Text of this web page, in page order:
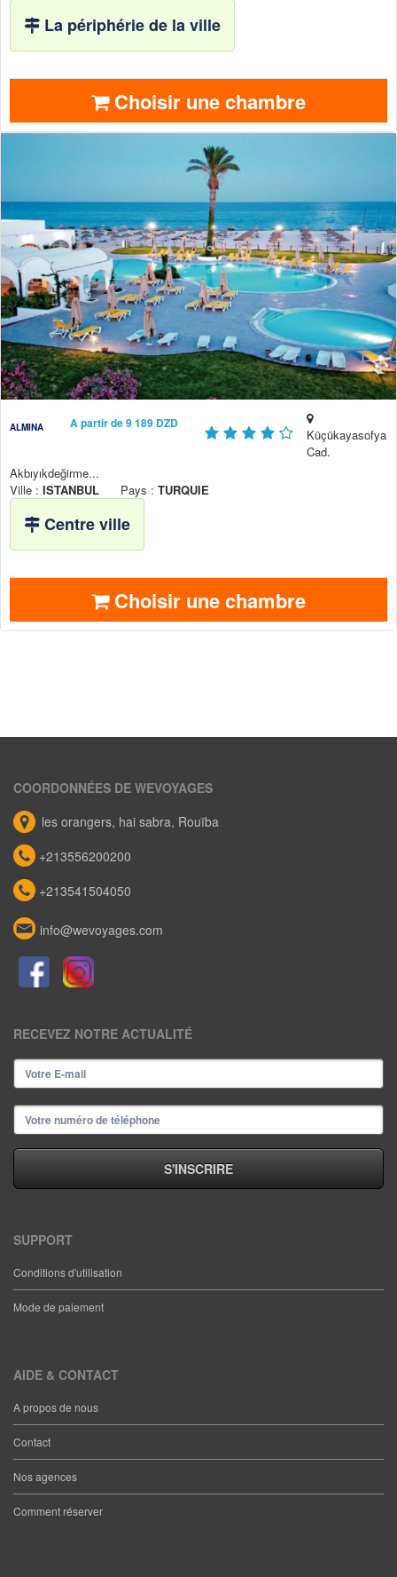
La périphérie de la ville
Choisir une chambre
ALMINA A partir de 9 189 DZD
Küçükayasofya
Cad.
Akbıyıkdeğirme...
Ville : ISTANBUL Pays : TURQUIE
Centre ville
Choisir une chambre
COORDONNÉES DE WEVOYAGES
les orangers, hai sabra, Rouïba
+213556200200
+213541504050
info@wevoyages.com
RECEVEZ NOTRE ACTUALITÉ
SUPPORT
Conditions d'utilisation
Mode de paiement
AIDE & CONTACT
A propos de nous
Contact
Nos agences
Comment réserver